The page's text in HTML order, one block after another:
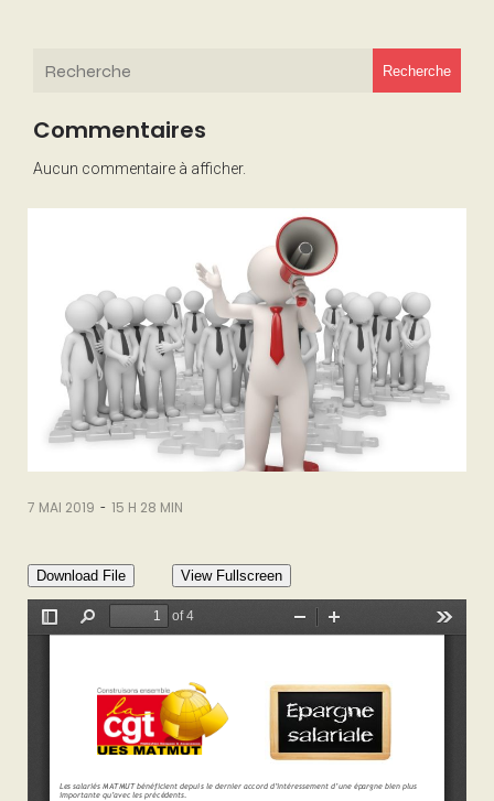
Recherche
Commentaires
Aucun commentaire à afficher.
7 MAI 2019 - 15 H 28 MIN
Download File View Fullscreen